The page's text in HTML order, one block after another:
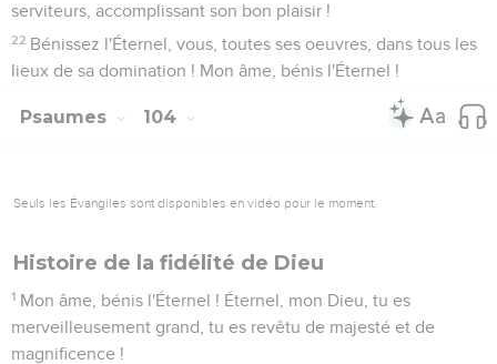
serviteurs, accomplissant son bon plaisir !
22 Bénissez l'Éternel, vous, toutes ses oeuvres, dans tous les
lieux de sa domination ! Mon âme, bénis l'Éternel !
Psaumes 104
Seuls les Évangiles sont disponibles en vidéo pour le moment.
Histoire de la fidélité de Dieu
1 Mon âme, bénis l'Éternel ! Éternel, mon Dieu, tu es
merveilleusement grand, tu es revêtu de majesté et de
magnificence !